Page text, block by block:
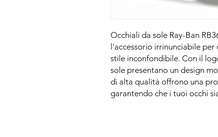
Occhiali da sole Ray-Ban
l'accessorio irrinunciabile per
stile inconfondibile. Con il
sole presentano un design
di alta qualità offrono una
garantendo che i tuoi occhi